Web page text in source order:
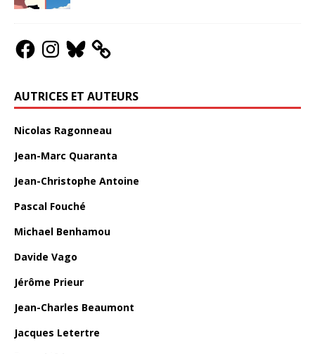
AUTRICES ET AUTEURS
Nicolas Ragonneau
Jean-Marc Quaranta
Jean-Christophe Antoine
Pascal Fouché
Michael Benhamou
Davide Vago
Jérôme Prieur
Jean-Charles Beaumont
Jacques Letertre